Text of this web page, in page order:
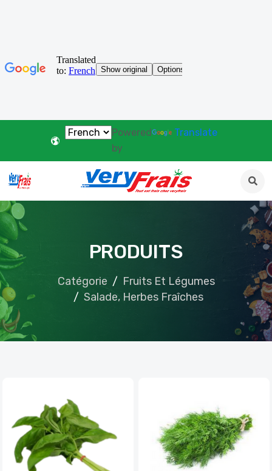
Powered
by
Translate
PRODUITS
Catégorie
Fruits Et Légumes
Salade, Herbes Fraîches